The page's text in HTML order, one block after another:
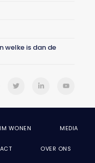
welke is dan de
WONEN MEDIA
OVER ONS